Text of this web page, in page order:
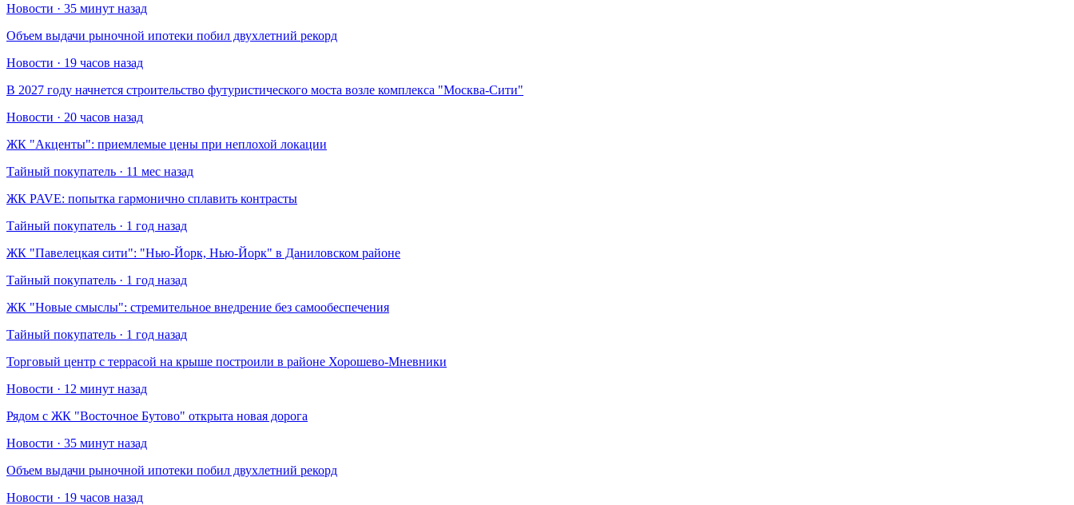
Новости · 35 минут назад
Объем выдачи рыночной ипотеки побил двухлетний рекорд
Новости · 19 часов назад
В 2027 году начнется строительство футуристического моста возле комплекса "Москва-Сити"
Новости · 20 часов назад
​ЖК "Акценты": приемлемые цены при неплохой локации
Тайный покупатель · 11 мес назад
​ЖК PAVE: попытка гармонично сплавить контрасты
Тайный покупатель · 1 год назад
​ЖК "Павелецкая сити": "Нью-Йорк, Нью-Йорк" в Даниловском районе
Тайный покупатель · 1 год назад
​ЖК "Новые смыслы": стремительное внедрение без самообеспечения
Тайный покупатель · 1 год назад
Торговый центр с террасой на крыше построили в районе Хорошево-Мневники
Новости · 12 минут назад
Рядом с ЖК "Восточное Бутово" открыта новая дорога
Новости · 35 минут назад
Объем выдачи рыночной ипотеки побил двухлетний рекорд
Новости · 19 часов назад